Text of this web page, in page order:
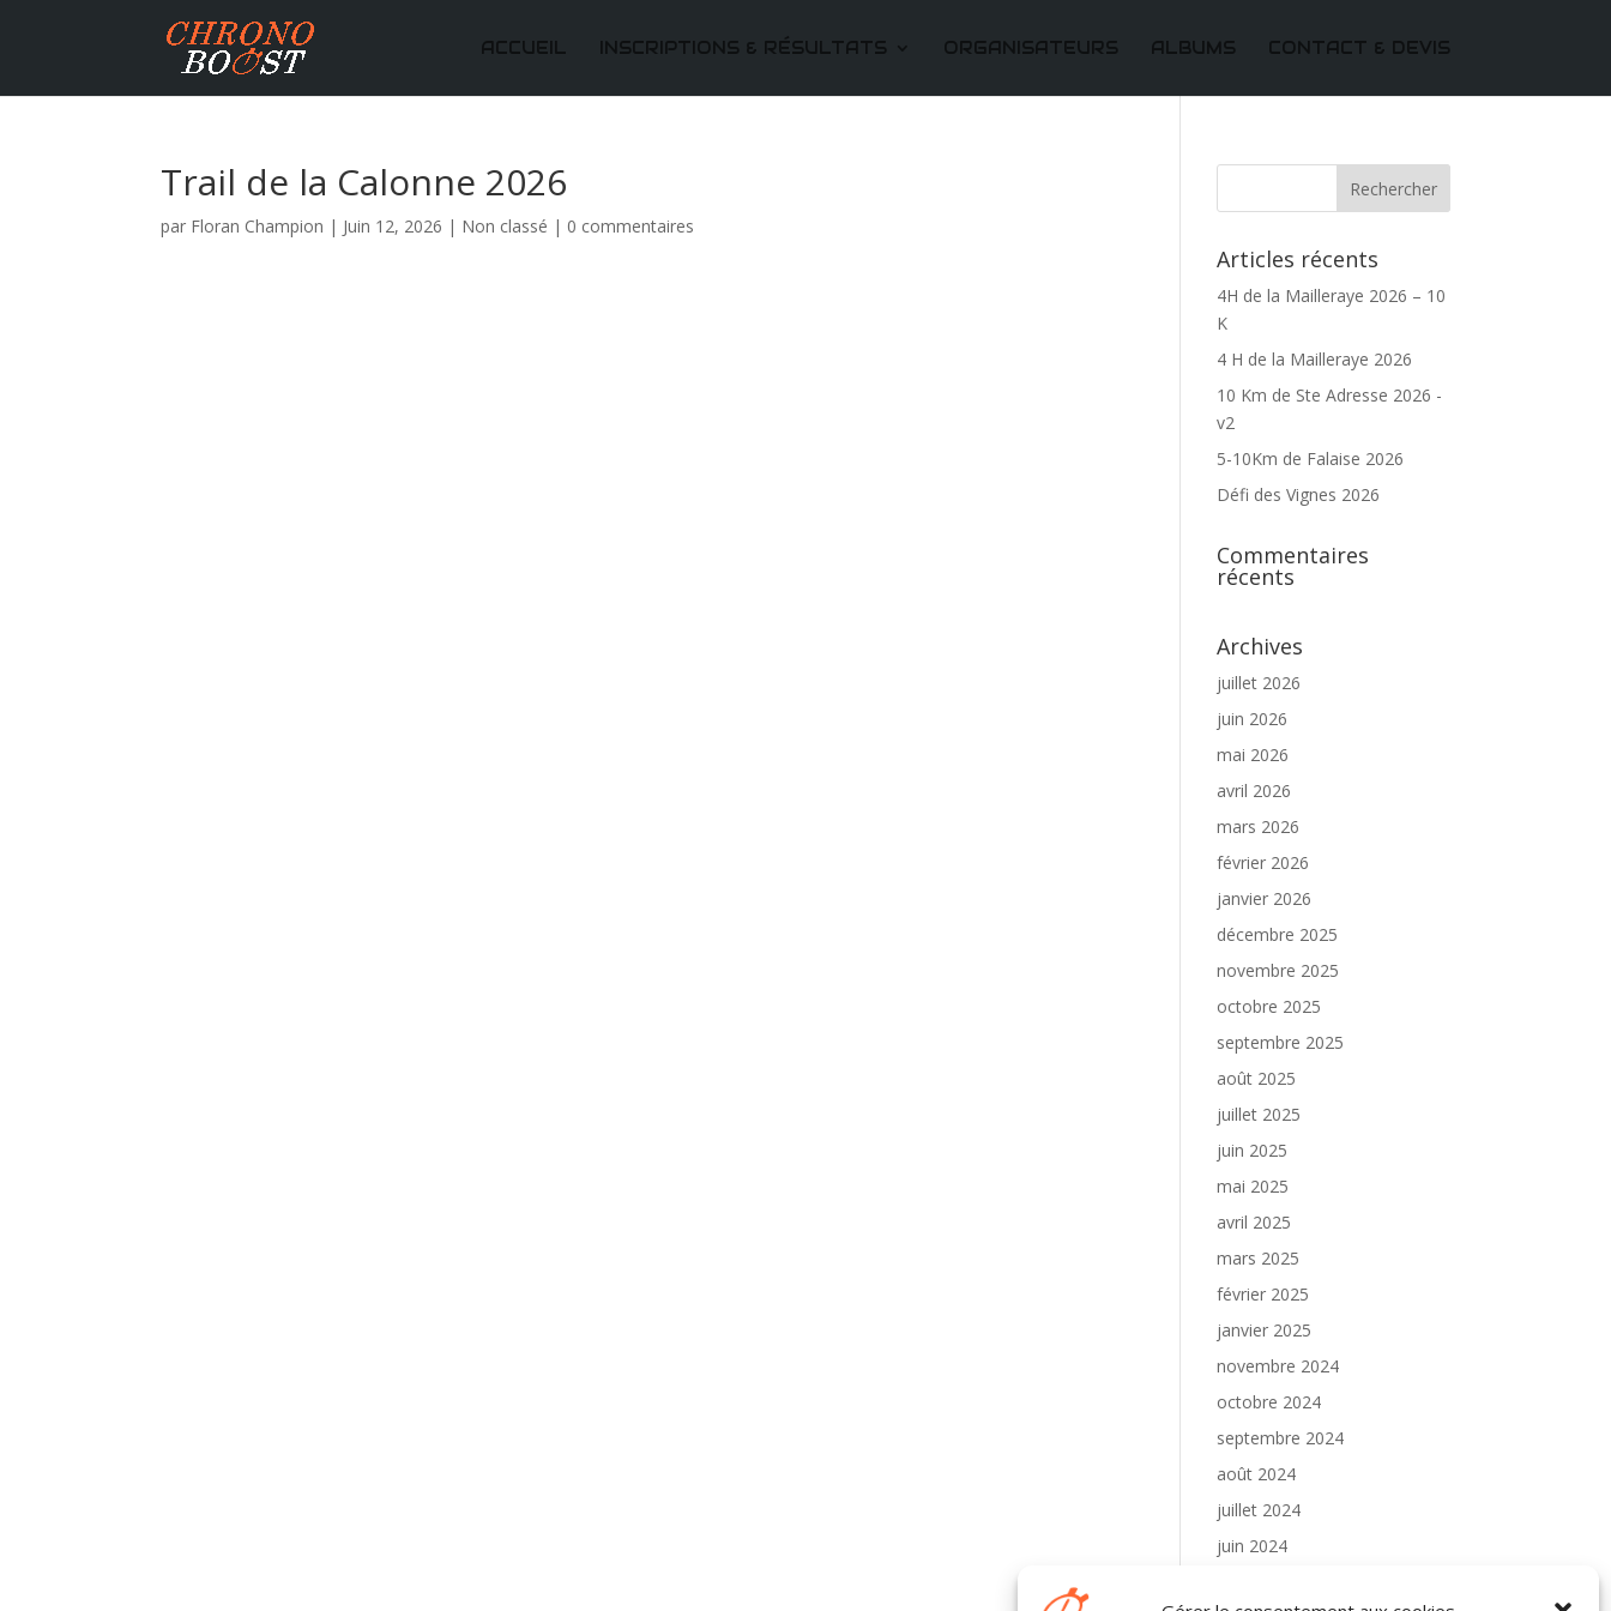
ACCUEIL INSCRIPTIONS & RÉSULTATS ORGANISATEURS ALBUMS CONTACT & DEVIS
Trail de la Calonne 2026
par Floran Champion | Juin 12, 2026 | Non classé | 0 commentaires
Articles récents
4H de la Mailleraye 2026 – 10
K
4 H de la Mailleraye 2026
10 Km de Ste Adresse 2026 -
v2
5-10Km de Falaise 2026
Défi des Vignes 2026
Commentaires
récents
Archives
juillet 2026
juin 2026
mai 2026
avril 2026
mars 2026
février 2026
janvier 2026
décembre 2025
novembre 2025
octobre 2025
septembre 2025
août 2025
juillet 2025
juin 2025
mai 2025
avril 2025
mars 2025
février 2025
janvier 2025
novembre 2024
octobre 2024
septembre 2024
août 2024
juillet 2024
juin 2024